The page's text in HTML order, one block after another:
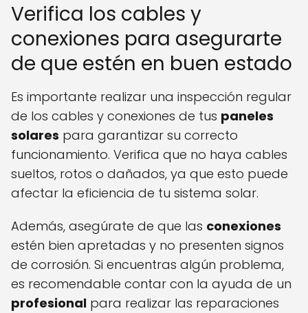
Verifica los cables y
conexiones para asegurarte
de que estén en buen estado
Es importante realizar una inspección regular
de los cables y conexiones de tus paneles
solares para garantizar su correcto
funcionamiento. Verifica que no haya cables
sueltos, rotos o dañados, ya que esto puede
afectar la eficiencia de tu sistema solar.
Además, asegúrate de que las conexiones
estén bien apretadas y no presenten signos
de corrosión. Si encuentras algún problema,
es recomendable contar con la ayuda de un
profesional para realizar las reparaciones